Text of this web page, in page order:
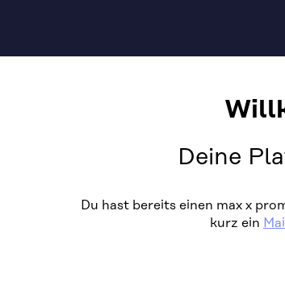
Deine
Du hast bereits einen max x
kurz ein